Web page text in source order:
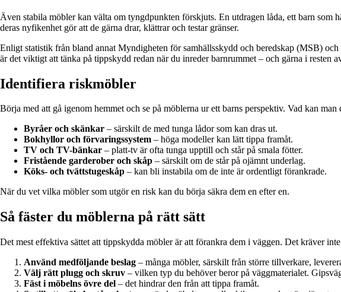
Även stabila möbler kan välta om tyngdpunkten förskjuts. En utdragen låda, ett barn som
deras nyfikenhet gör att de gärna drar, klättrar och testar gränser.
Enligt statistik från bland annat Myndigheten för samhällsskydd och beredskap (MSB)
är det viktigt att tänka på tippskydd redan när du inreder barnrummet – och gärna i resten
Identifiera riskmöbler
Börja med att gå igenom hemmet och se på möblerna ur ett barns perspektiv. Vad kan
Byråer och skänkar – särskilt de med tunga lådor som kan dras ut.
Bokhyllor och förvaringssystem – höga modeller kan lätt tippa framåt.
TV och TV-bänkar – platt-tv är ofta tunga upptill och står på smala fötter.
Fristående garderober och skåp – särskilt om de står på ojämnt underlag.
Köks- och tvättstugeskåp – kan bli instabila om de inte är ordentligt förankrade.
När du vet vilka möbler som utgör en risk kan du börja säkra dem en efter en.
Så fäster du möblerna på rätt sätt
Det mest effektiva sättet att tippskydda möbler är att förankra dem i väggen. Det kräver
Använd medföljande beslag – många möbler, särskilt från större tillverkare,
Välj rätt plugg och skruv – vilken typ du behöver beror på väggmaterialet.
Fäst i möbelns övre del – det hindrar den från att tippa framåt.